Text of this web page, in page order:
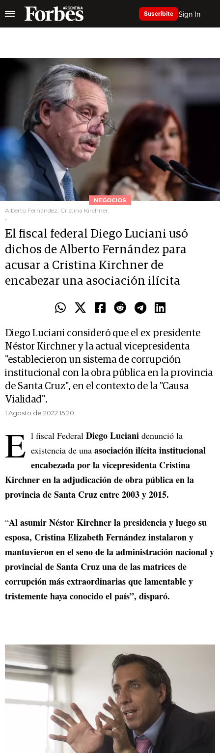
Suscribite Sign In
NEGOCIOS
Alberto Fernández, Cristina Kirchner.
.
El fiscal federal Diego Luciani usó
dichos de Alberto Fernández para
acusar a Cristina Kirchner de
encabezar una asociación ilícita
Diego Luciani consideró que el ex presidente
Néstor Kirchner y la actual vicepresidenta
"establecieron un sistema de corrupción
institucional con la obra pública en la provincia
de Santa Cruz", en el contexto de la "Causa
Vialidad".
1 Agosto de 2022 15.20
E l fiscal Federal Diego Luciani denunció la
existencia de una asociación ilícita institucional
encabezada por la vicepresidenta Cristina
Kirchner en la adjudicación de obra pública en la
provincia de Santa Cruz entre 2003 y 2015.
“Al asumir Néstor Kirchner la presidencia y luego su
esposa, Cristina Elizabeth Fernández instalaron y
mantuvieron en el seno de la administración nacional y
provincial de Santa Cruz una de las matrices de
corrupción más extraordinarias que lamentable y
tristemente haya conocido el país”, disparó.